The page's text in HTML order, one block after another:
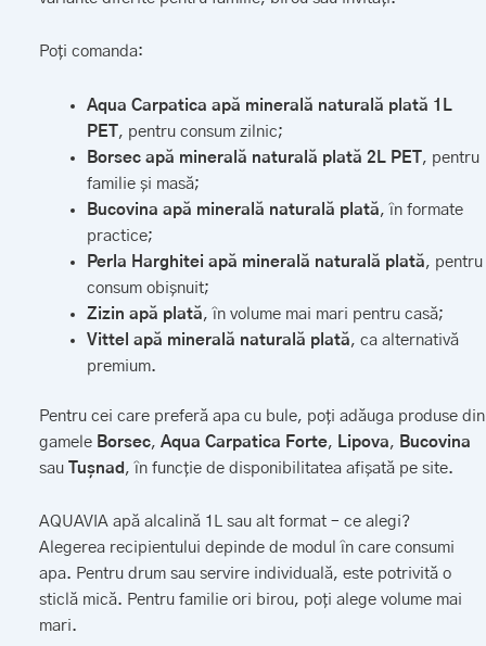
Poți comanda:
Aqua Carpatica apă minerală naturală plată 1L
PET , pentru consum zilnic;
Borsec apă minerală naturală plată 2L PET , pentru
familie și masă;
Bucovina apă minerală naturală plată, în formate
practice;
Perla Harghitei apă minerală naturală plată, pentru
consum obișnuit;
Zizin apă plată, în volume mai mari pentru casă;
Vittel apă minerală naturală plată, ca alternativă
premium.
Pentru cei care preferă apa cu bule, poți adăuga produse din
gamele Borsec, Aqua Carpatica Forte, Lipova, Bucovina
sau Tușnad , în funcție de disponibilitatea afișată pe site.
AQUAVIA apă alcalină 1L sau alt format – ce alegi?
Alegerea recipientului depinde de modul în care consumi
apa. Pentru drum sau servire individuală, este potrivită o
sticlă mică. Pentru familie ori birou, poți alege volume mai
mari.